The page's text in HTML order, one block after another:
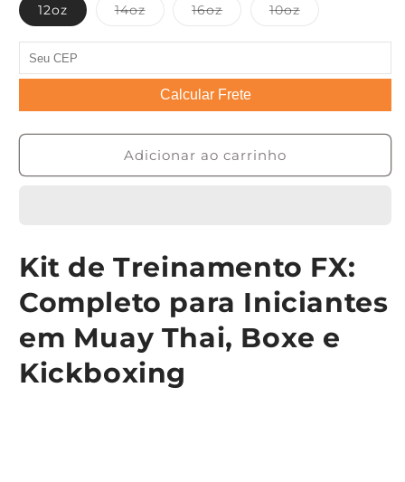
12oz 14ozVariante
indisponível
16ozVariante
indisponível
10ozVariante
indisponível
Calcular Frete
Adicionar ao carrinho
Kit de Treinamento FX:
Completo para Iniciantes
em Muay Thai, Boxe e
Kickboxing